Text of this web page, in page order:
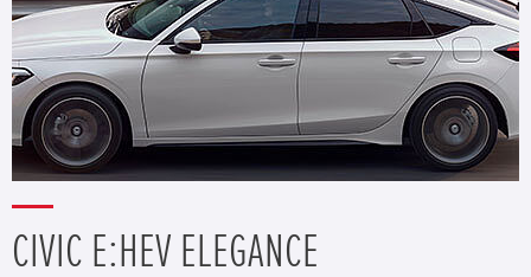
CIVIC E:HEV ELEGANCE